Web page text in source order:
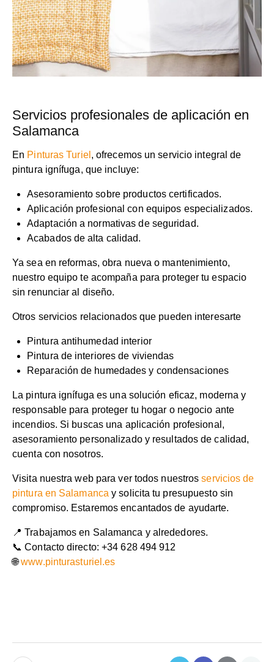
Servicios profesionales de aplicación en
Salamanca
En Pinturas Turiel , ofrecemos un servicio integral de
pintura ignífuga, que incluye:
Asesoramiento sobre productos certificados.
Aplicación profesional con equipos especializados.
Adaptación a normativas de seguridad.
Acabados de alta calidad.
Ya sea en reformas, obra nueva o mantenimiento,
nuestro equipo te acompaña para proteger tu espacio
sin renunciar al diseño.
Otros servicios relacionados que pueden interesarte
Pintura antihumedad interior
Pintura de interiores de viviendas
Reparación de humedades y condensaciones
La pintura ignífuga es una solución eficaz, moderna y
responsable para proteger tu hogar o negocio ante
incendios. Si buscas una aplicación profesional,
asesoramiento personalizado y resultados de calidad,
cuenta con nosotros.
Visita nuestra web para ver todos nuestrosservicios de
pintura en Salamanca y solicita tu presupuesto sin
compromiso. Estaremos encantados de ayudarte.
📍 Trabajamos en Salamanca y alrededores.
📞 Contacto directo: +34 628 494 912
🌐www.pinturasturiel.es